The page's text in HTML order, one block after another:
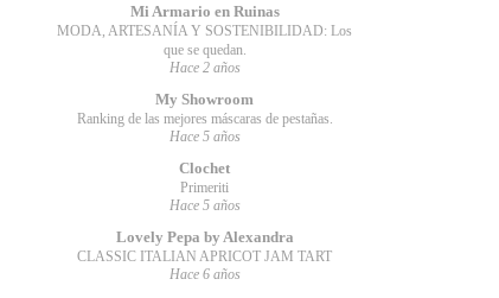
Mi Armario en Ruinas
MODA, ARTESANÍA Y SOSTENIBILIDAD: Los
que se quedan.
Hace 2 años
My Showroom
Ranking de las mejores máscaras de pestañas.
Hace 5 años
Clochet
Primeriti
Hace 5 años
Lovely Pepa by Alexandra
CLASSIC ITALIAN APRICOT JAM TART
Hace 6 años